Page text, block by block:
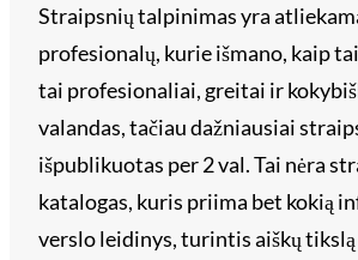
Straipsnių talpinimas yra
profesionalų, kurie išmano, kaip
tai profesionaliai, greitai ir
valandas, tačiau dažniausiai
išpublikuotas per 2 val. Tai nėra
katalogas, kuris priima bet kokią
verslo leidinys, turintis aiškų